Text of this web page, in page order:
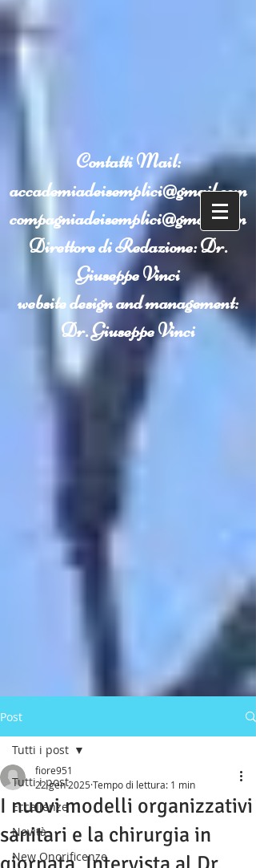
ContattiMail:
accademiadeisemplici@gmail.com
compagniadeisemplici@gmail.com
Direttore di Redazione: Dr.
Giuseppe Vinci
website design and management:
Dr. Giuseppe Vinci
Post
Tutti i post
Eccellenze
Novità
New Onorificenze
Tutti i post
I nuovi modelli organizzativi
sanitari e la chirurgia in
fiore951
22 gen 2025 Tempo di lettura: 1 min